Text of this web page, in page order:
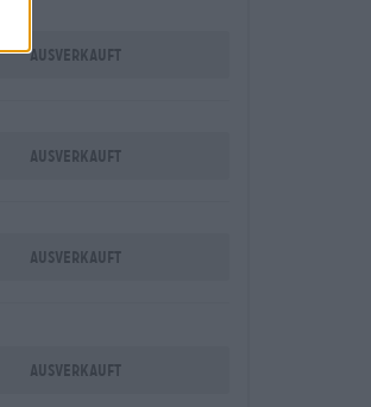
Ausverkauft
Ausverkauft
Ausverkauft
Ausverkauft